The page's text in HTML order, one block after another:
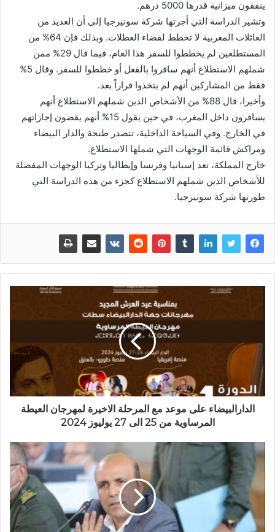
ينفقون ميزانية قدرها 5000 درهم.
وتشير الدراسة التي أجرتها شركة سونيرجيا إلى أن العديد من
العائلات المغربية لا تخطط لقضاء العطلات. وبذلك فإن 64% من
المستطلعين لم يخططوا للسفر هذا العام، فيما قال 29% ممن
شملهم الاستطلاع أنهم سافروا بالفعل أو خططوا للسفر. وقال 5%
فقط من المشاركين أنهم لم يتخذوا قراراً بعد.
وأخيرا، قال 88% من الأشخاص الذين شملهم الاستطلاع أنهم
يسافرون داخل المغرب، في حين يقول 15% أنهم يقضون إجازاتهم
في الخارج. وفي السياحة الداخلية، تتصدر طنجة والدار البيضاء
ومراكش قائمة الوجهات التي شملها الاستطلاع.
خارج المملكة، تعد إسبانيا وفرنسا وإيطاليا وتركيا الوجهات المفضلة
للأشخاص الذين شملهم الاستطلاع كجزء من هذه الدراسة التي
طورتها شركة سونيرجيا.
الدارالبيضاء على موعد مع المرحلة الاخيرة لمهرجان العيطة
المرساوية من 25 الى 27 يوليوز 2024